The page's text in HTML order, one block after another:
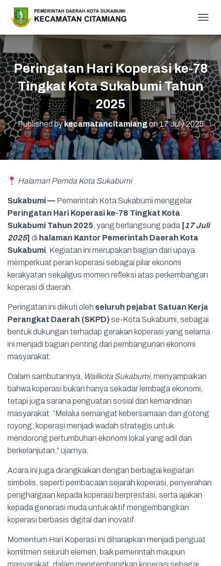
O
L
E
N
A
V
I
G
A
T
O
Peringatan Hari Koperasi ke-78
Tingkat Kota Sukabumi Tahun
2025
Published bykecamatancitamiangon17 July 2025
Halaman Pemda Kota Sukabumi
Sukabumi — Pemerintah Kota Sukabumi menggelar
Peringatan Hari Koperasi ke-78 Tingkat Kota
Sukabumi Tahun 2025 , yang berlangsung pada [17 Juli
2025] di halaman Kantor Pemerintah Daerah Kota
Sukabumi . Kegiatan ini merupakan bagian dari upaya
memperkuat peran koperasi sebagai pilar ekonomi
kerakyatan sekaligus momen refleksi atas perkembangan
koperasi di daerah.
Peringatan ini diikuti oleh seluruh pejabat Satuan Kerja
Perangkat Daerah (SKPD)se-Kota Sukabumi, sebagai
bentuk dukungan terhadap gerakan koperasi yang selama
ini menjadi bagian penting dari pembangunan ekonomi
masyarakat.
Dalam sambutannya, Walikota Sukabumi, menyampaikan
bahwa koperasi bukan hanya sekadar lembaga ekonomi,
tetapi juga sarana penguatan sosial dan kemandirian
masyarakat. “Melalui semangat kebersamaan dan gotong
royong, koperasi menjadi wadah strategis untuk
mendorong pertumbuhan ekonomi lokal yang adil dan
berkelanjutan,” ujarnya.
Acara ini juga dirangkaikan dengan berbagai kegiatan
simbolis, seperti pembacaan sejarah koperasi, penyerahan
penghargaan kepada koperasi berprestasi, serta ajakan
kepada generasi muda untuk aktif mengembangkan
koperasi berbasis digital dan inovatif.
Momentum Hari Koperasi ini diharapkan menjadi penguat
komitmen seluruh elemen, baik pemerintah maupun
masyarakat, dalam mengembangkan koperasi sebagai